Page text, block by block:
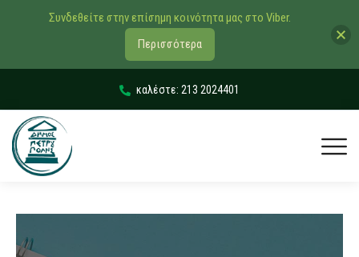
καλέστε: 213 2024401
Συνδεθείτε στην επίσημη κοινότητα μας στο Viber.
Περισσότερα